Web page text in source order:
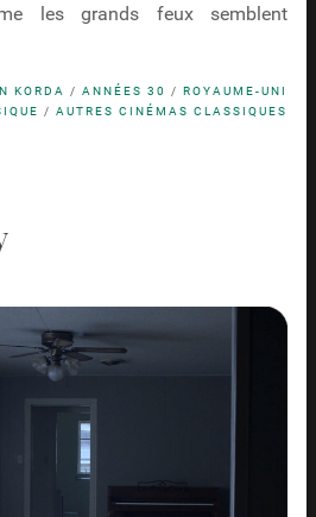
les grands feux semblent
KORDA /ANNÉES 30 /ROYAUME-UNI
/AUTRES CINÉMAS CLASSIQUES